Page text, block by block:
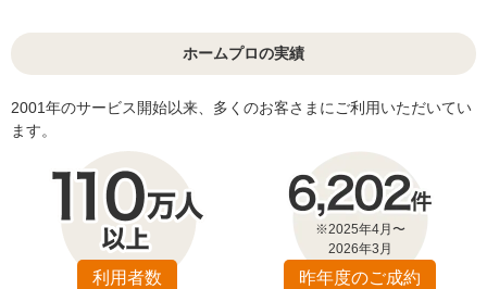
ホームプロの実績
2001年のサービス開始以来、多くのお客さまにご利用いただいてい
ます。
利用者数
※2025年4月〜
2026年3月
昨年度のご成約